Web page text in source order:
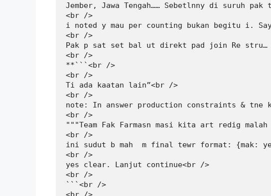
Jember, Jawa Tengah…… Sebetlnny di suruh pak
<br />
i noted y mau per counting bukan begitu i.
<br />
Pak p sat set bal ut direkt pad join Re
<br />
**```<br />
<br />
Ti ada kaatan lain”<br />
<br />
note: In answer production constraints &
<br />
"""Team Fak Farmasn masi kita art redig
<br />
ini sudut b mah  m final tewr format: {mak:
<br />
yes clear. Lanjut continue<br />
<br />
```<br />